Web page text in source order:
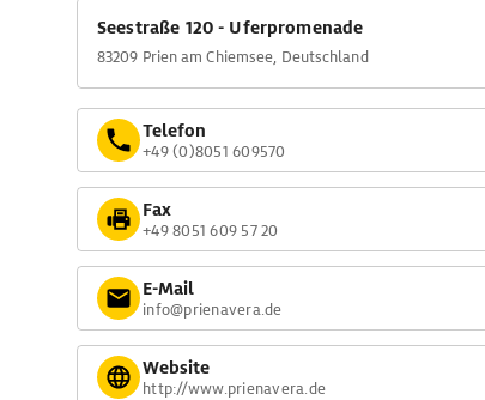
Seestraße 120 - Uferpromenade
83209 Prien am Chiemsee, Deutschland
Telefon
+49 (0)8051 609570
Fax
+49 8051 609 57 20
E-Mail
info@prienavera.de
Website
http://www.prienavera.de